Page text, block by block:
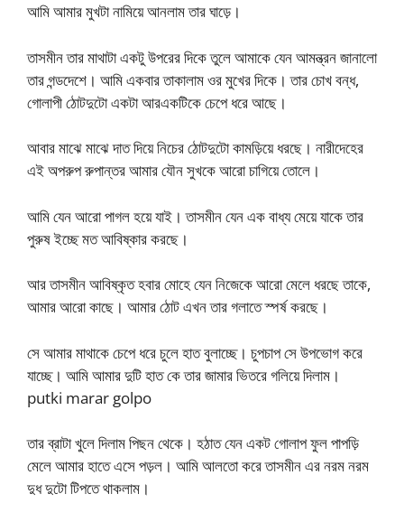
আমি আমার মুখটা নামিয়ে আনলাম তার ঘাড়ে।
তাসমীন তার মাথাটা একটু উপরের দিকে তুলে আমাকে যেন আমন্ত্রন জানালো
তার গন্ডদেশে। আমি একবার তাকালাম ওর মুখের দিকে। তার চোখ বন্ধ,
গোলাপী ঠোটদুটো একটা আরএকটিকে চেপে ধরে আছে।
আবার মাঝে মাঝে দাত দিয়ে নিচের ঠোটদুটো কামড়িয়ে ধরছে। নারীদেহের
এই অপরুপ রুপান্তর আমার যৌন সুখকে আরো চাগিয়ে তোলে।
আমি যেন আরো পাগল হয়ে যাই। তাসমীন যেন এক বাধ্য মেয়ে যাকে তার
পুরুষ ইচ্ছে মত আবিষ্কার করছে।
আর তাসমীন আবিষ্কৃত হবার মোহে যেন নিজেকে আরো মেলে ধরছে তাকে,
আমার আরো কাছে। আমার ঠোট এখন তার গলাতে স্পর্ষ করছে।
সে আমার মাথাকে চেপে ধরে চুলে হাত বুলাচ্ছে। চুপচাপ সে উপভোগ করে
যাচ্ছে। আমি আমার দুটি হাত কে তার জামার ভিতরে গলিয়ে দিলাম।
putki marar golpo
তার ব্রাটা খুলে দিলাম পিছন থেকে। হঠাত যেন একট গোলাপ ফুল পাপড়ি
মেলে আমার হাতে এসে পড়ল। আমি আলতো করে তাসমীন এর নরম নরম
দুধ দুটো টিপতে থাকলাম।